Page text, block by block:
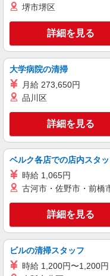
時給
記給与
南池
キープ
派遣社員
株式会社シーエーセールス
アパレ
時給1600
当＋交
異なり
ルミ
キープ
株式会社シーエーセールス
費全額
堺市堺区
詳細を見る
大学病院の清掃
月給 273,650円
品川区
詳細を見る
ベルク各店での店内スタ
時給 1,065円
古河市・佐野市・前橋
詳細を見る
ビルの清掃スタッフ
時給 1,200円〜1,200円